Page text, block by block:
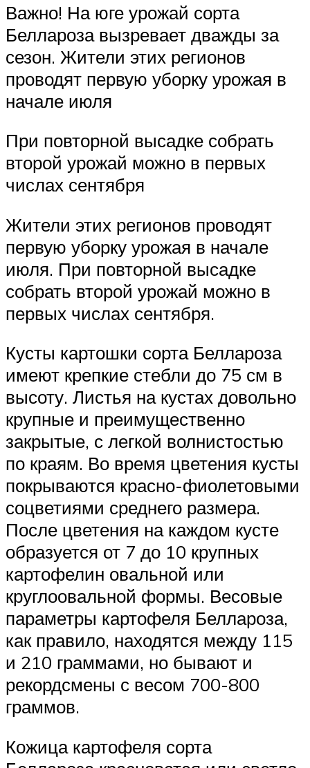
Важно! На юге урожай сорта
Беллароза вызревает дважды за
сезон. Жители этих регионов
проводят первую уборку урожая в
начале июля
При повторной высадке собрать
второй урожай можно в первых
числах сентября
Жители этих регионов проводят
первую уборку урожая в начале
июля. При повторной высадке
собрать второй урожай можно в
первых числах сентября.
Кусты картошки сорта Беллароза
имеют крепкие стебли до 75 см в
высоту. Листья на кустах довольно
крупные и преимущественно
закрытые, с легкой волнистостью
по краям. Во время цветения кусты
покрываются красно-фиолетовыми
соцветиями среднего размера.
После цветения на каждом кусте
образуется от 7 до 10 крупных
картофелин овальной или
круглоовальной формы. Весовые
параметры картофеля Беллароза,
как правило, находятся между 115
и 210 граммами, но бывают и
рекордсмены с весом 700-800
граммов.
Кожица картофеля сорта